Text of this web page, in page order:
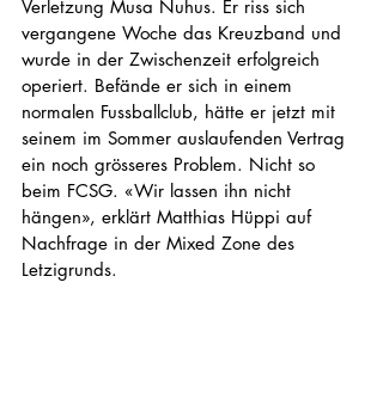
Verletzung Musa Nuhus. Er riss sich
vergangene Woche das Kreuzband und
wurde in der Zwischenzeit erfolgreich
operiert. Befände er sich in einem
normalen Fussballclub, hätte er jetzt mit
seinem im Sommer auslaufenden Vertrag
ein noch grösseres Problem. Nicht so
beim FCSG. «Wir lassen ihn nicht
hängen», erklärt Matthias Hüppi auf
Nachfrage in der Mixed Zone des
Letzigrunds.